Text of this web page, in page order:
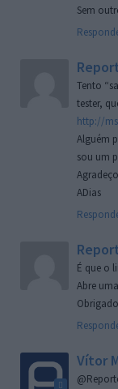
Sem
Tento
tester,
http://
Alguém
sou um
ADias
É que o
Abre
Vítor